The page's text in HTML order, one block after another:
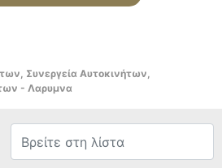
Συνεργεία Αυτοκινήτων,
- Λαρυμνα